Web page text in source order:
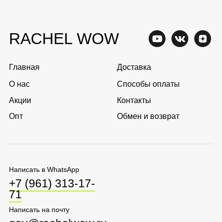
Оферта
Политика обработки
Соглашение о
Ⓒ 2025 Rachel WOW